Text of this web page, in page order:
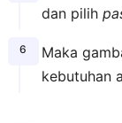
dan pilih
Maka
kebutuhan